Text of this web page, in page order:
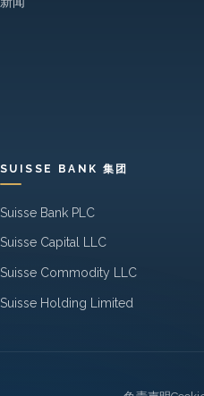
SUISSE BANK 集团
Suisse Bank PLC
Suisse Capital LLC
Suisse Commodity LLC
Suisse Holding Limited